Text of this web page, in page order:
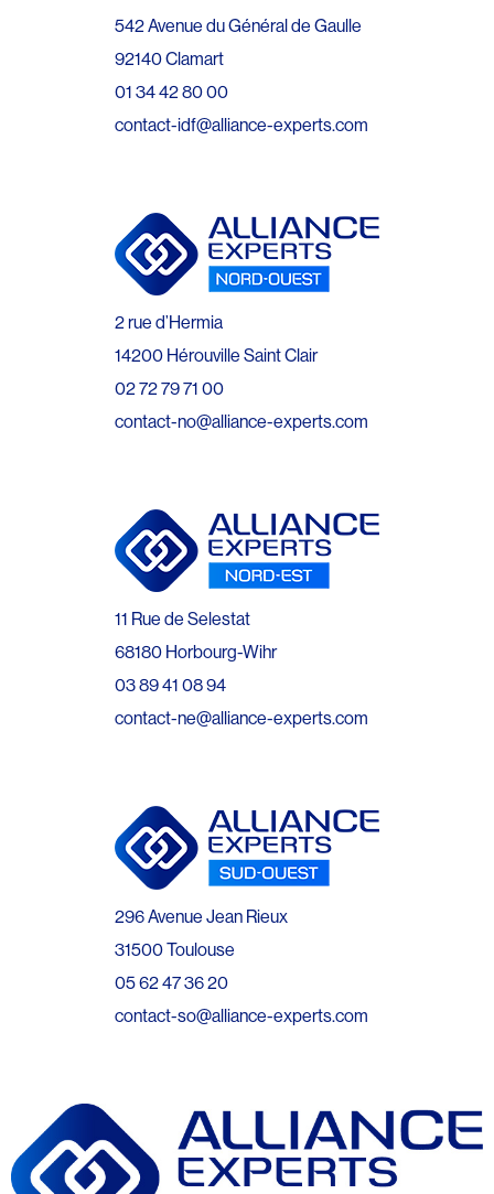
542 Avenue du Général de Gaulle
92140 Clamart
01 34 42 80 00
contact-idf@alliance-experts.com
2 rue d’Hermia
14200 Hérouville Saint Clair
02 72 79 71 00
contact-no@alliance-experts.com
11 Rue de Selestat
68180 Horbourg-Wihr
03 89 41 08 94
contact-ne@alliance-experts.com
296 Avenue Jean Rieux
31500 Toulouse
05 62 47 36 20
contact-so@alliance-experts.com